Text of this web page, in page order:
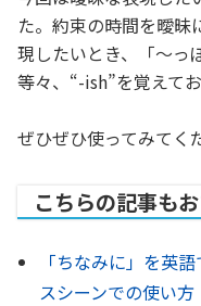
た。約束の時間を曖昧
現したいとき、「～っ
等々、“-ish”を覚えて
ぜひぜひ使ってみてく
こちらの記事も
「ちなみに」を英
スシーンでの使い方